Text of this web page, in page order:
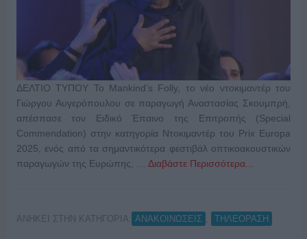
ΔΕΛΤΙΟ ΤΥΠΟΥ Το Mankind’s Folly, το νέο ντοκιμαντέρ του
Γιώργου Αυγερόπουλου σε παραγωγή Αναστασίας Σκουμπρή,
απέσπασε τον Ειδικό Έπαινο της Επιτροπής (Special
Commendation) στην κατηγορία Ντοκιμαντέρ του Prix Europa
2025, ενός από τα σημαντικότερα φεστιβάλ οπτικοακουστικών
παραγωγών της Ευρώπης, … Διαβάστε Περισσότερα...
ΑΝΗΚΕΙ ΣΤΗΝ ΚΑΤΗΓΟΡΙΑ: ΑΝΑΚΟΙΝΩΣΕΙΣ ΤΗΛΕΟΡΑΣΗ